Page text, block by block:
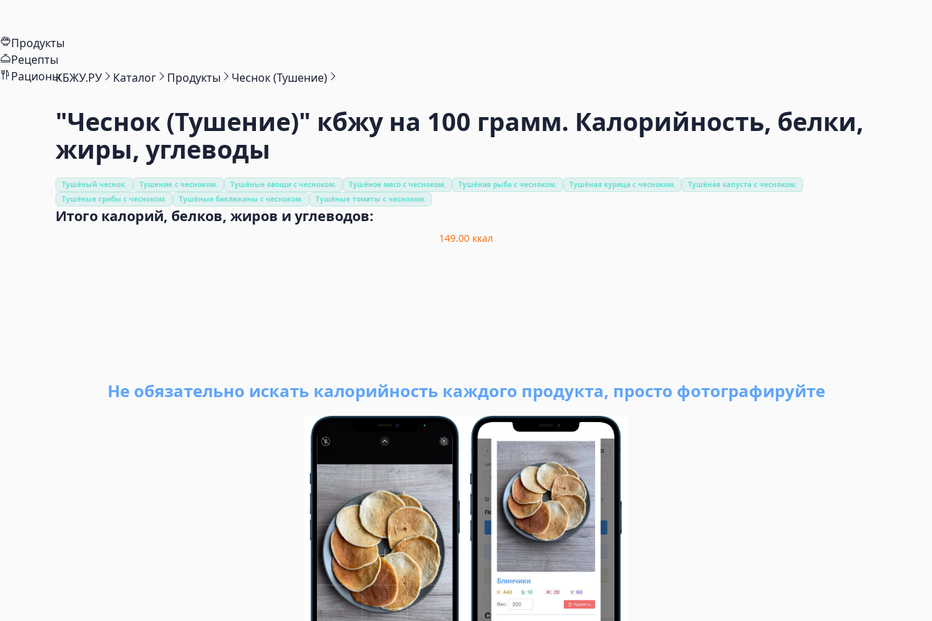
Продукты
Рецепты
РационыКБЖУ.РУ Каталог Продукты Чеснок (Тушение)
"Чеснок (Тушение)" кбжу на 100 грамм. Калорийность, белки,
жиры, углеводы
Тушёный чеснок. Тушение с чесноком. Тушёные овощи с чесноком. Тушёное мясо с чесноком. Тушёная рыба с чесноком. Тушёная курица с чесноком.
Тушёная капуста с чесноком.
Тушёные грибы с чесноком.
Тушёные баклажаны с чесноком. Тушёные томаты с чесноком.
Итого калорий, белков, жиров и углеводов:
149.00 ккал
Не обязательно искать калорийность каждого продукта, просто фотографируйте